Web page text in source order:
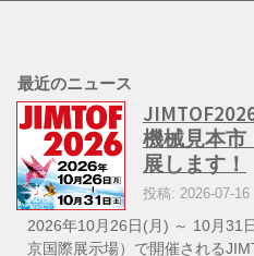
最近のニュース
機械見本市
展します！
投稿: 2026-07-16
2026年10月26日(月) ～ 10月31
京国際展示場）で開催される